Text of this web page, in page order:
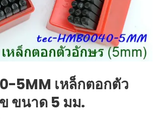
5MM เหล็กตอกตัว
ขนาด 5 มม.